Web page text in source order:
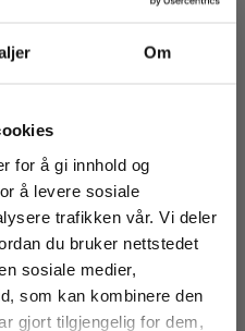
Om
for å gi innhold og
å levere sosiale
trafikken vår. Vi deler
du bruker nettstedet
sosiale medier,
som kan kombinere den
gjort tilgjengelig for dem,
med varme og
kombinasjon av dype
juledekorasjoner, vinduer
og forgrunn gir
helheten fremstår lun og
og glitrende julelys
Dette gjør puslespillet
legge, samtidig som det
av jul.
ha
og motta
fra